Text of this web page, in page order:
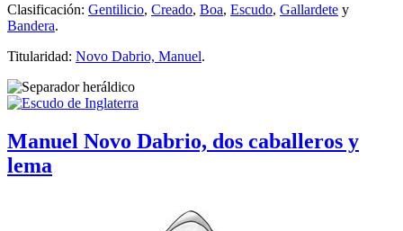
Clasificación: Gentilicio, Creado, Boa, Escudo, Gallardete y
Bandera.
Titularidad: Novo Dabrio, Manuel.
Manuel Novo Dabrio, dos caballeros y
lema